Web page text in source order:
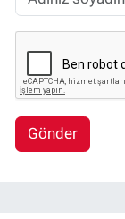
Gönder